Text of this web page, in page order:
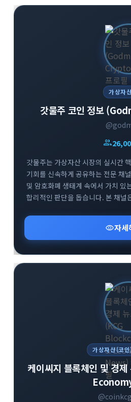
가상자
갓물주 코인 정보
group
갓물주는 가상자산 시장의 실시간
기회를 신속하게 공유하는 전문 채
및 암호화폐 생태계 속에서 가치 있
합리적인 판단을 돕습니다. 본 채널
투자 문화를 지향합니다. 시장의 흐
투자 인사이트를 넓혀보세요.visibility자세
가상자산(코
케이씨지 블록체인 및 경